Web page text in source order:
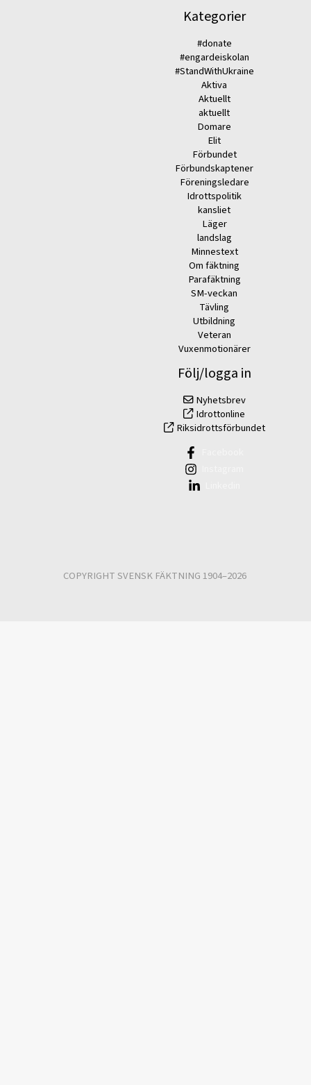
Kategorier
#donate
#engardeiskolan
#StandWithUkraine
Aktiva
Aktuellt
aktuellt
Domare
Elit
Förbundet
Förbundskaptener
Föreningsledare
Idrottspolitik
kansliet
Läger
landslag
Minnestext
Om fäktning
Parafäktning
SM-veckan
Tävling
Utbildning
Veteran
Vuxenmotionärer
Följ/logga in
Nyhetsbrev
Idrottonline
Riksidrottsförbundet
COPYRIGHT SVENSK FÄKTNING 1904–2026